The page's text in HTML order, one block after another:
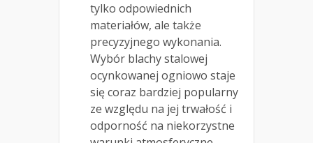
tylko odpowiednich
materiałów, ale także
precyzyjnego wykonania.
Wybór blachy stalowej
ocynkowanej ogniowo staje
się coraz bardziej popularny
ze względu na jej trwałość i
odporność na niekorzystne